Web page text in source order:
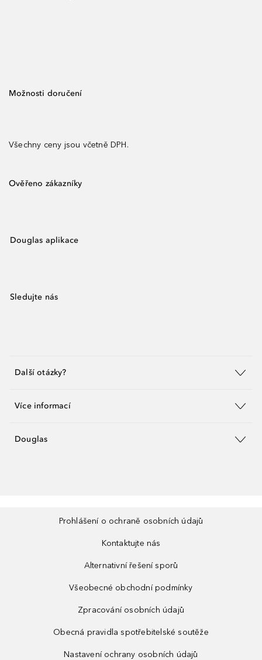
Možnosti doručení
Všechny ceny jsou včetně DPH.
Ověřeno zákazníky
Douglas aplikace
Sledujte nás
Další otázky?
Více informací
Douglas
Prohlášení o ochraně osobních údajů
Kontaktujte nás
Alternativní řešení sporů
Všeobecné obchodní podmínky
Zpracování osobních údajů
Obecná pravidla spotřebitelské soutěže
Nastavení ochrany osobních údajů